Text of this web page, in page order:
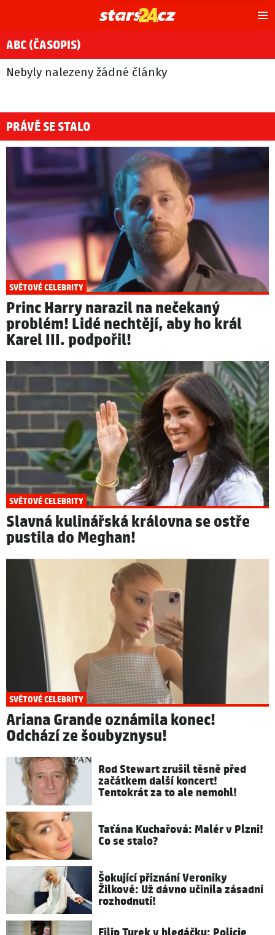
ABC (ČASOPIS)
Nebyly nalezeny žádné články
PRÁVĚ SE STALO
SVĚTOVÉ CELEBRITY
Princ Harry narazil na nečekaný
problém! Lidé nechtějí, aby ho král
Karel III. podpořil!
SVĚTOVÉ CELEBRITY
Slavná kulinářská královna se ostře
pustila do Meghan!
SVĚTOVÉ CELEBRITY
Ariana Grande oznámila konec!
Odchází ze šoubyznysu!
Rod Stewart zrušil těsně před
začátkem další koncert!
Tentokrát za to ale nemohl!
Taťána Kuchařová: Malér v Plzni!
Co se stalo?
Šokující přiznání Veroniky
Žilkové: Už dávno učinila zásadní
rozhodnutí!